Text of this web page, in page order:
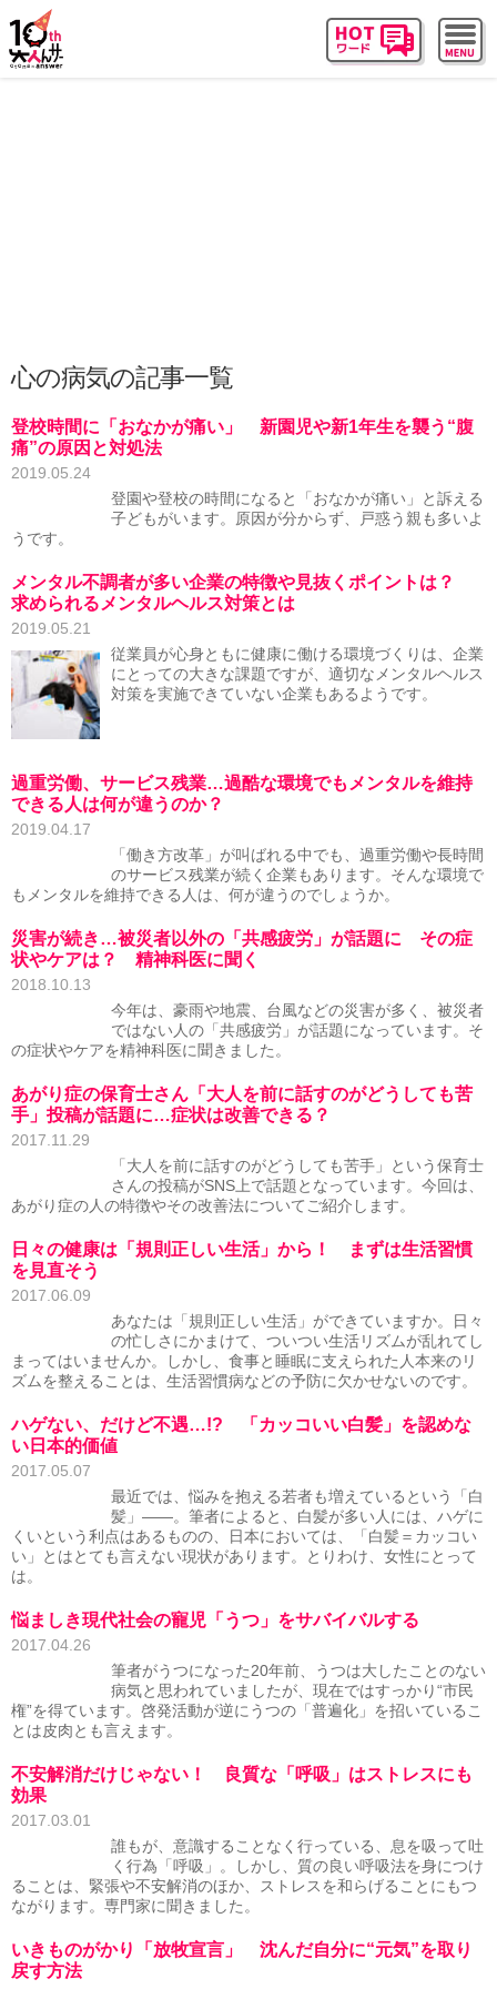
心の病気の記事一覧
登校時間に「おなかが痛い」 新園児や新1年生を襲う“腹
痛”の原因と対処法
2019.05.24
登園や登校の時間になると「おなかが痛い」と訴える
子どもがいます。原因が分からず、戸惑う親も多いよ
うです。
メンタル不調者が多い企業の特徴や見抜くポイントは？
求められるメンタルヘルス対策とは
2019.05.21
従業員が心身ともに健康に働ける環境づくりは、企業
にとっての大きな課題ですが、適切なメンタルヘルス
対策を実施できていない企業もあるようです。
過重労働、サービス残業…過酷な環境でもメンタルを維持
できる人は何が違うのか？
2019.04.17
「働き方改革」が叫ばれる中でも、過重労働や長時間
のサービス残業が続く企業もあります。そんな環境で
もメンタルを維持できる人は、何が違うのでしょうか。
災害が続き…被災者以外の「共感疲労」が話題に その症
状やケアは？ 精神科医に聞く
2018.10.13
今年は、豪雨や地震、台風などの災害が多く、被災者
ではない人の「共感疲労」が話題になっています。そ
の症状やケアを精神科医に聞きました。
あがり症の保育士さん「大人を前に話すのがどうしても苦
手」投稿が話題に…症状は改善できる？
2017.11.29
「大人を前に話すのがどうしても苦手」という保育士
さんの投稿がSNS上で話題となっています。今回は、
あがり症の人の特徴やその改善法についてご紹介します。
日々の健康は「規則正しい生活」から！ まずは生活習慣
を見直そう
2017.06.09
あなたは「規則正しい生活」ができていますか。日々
の忙しさにかまけて、ついつい生活リズムが乱れてし
まってはいませんか。しかし、食事と睡眠に支えられた人本来のリ
ズムを整えることは、生活習慣病などの予防に欠かせないのです。
ハゲない、だけど不遇…!? 「カッコいい白髪」を認めな
い日本的価値
2017.05.07
最近では、悩みを抱える若者も増えているという「白
髪」――。筆者によると、白髪が多い人には、ハゲに
くいという利点はあるものの、日本においては、「白髪＝カッコい
い」とはとても言えない現状があります。とりわけ、女性にとって
は。
悩ましき現代社会の寵児「うつ」をサバイバルする
2017.04.26
筆者がうつになった20年前、うつは大したことのない
病気と思われていましたが、現在ではすっかり“市民
権”を得ています。啓発活動が逆にうつの「普遍化」を招いているこ
とは皮肉とも言えます。
不安解消だけじゃない！ 良質な「呼吸」はストレスにも
効果
2017.03.01
誰もが、意識することなく行っている、息を吸って吐
く行為「呼吸」。しかし、質の良い呼吸法を身につけ
ることは、緊張や不安解消のほか、ストレスを和らげることにもつ
ながります。専門家に聞きました。
いきものがかり「放牧宣言」 沈んだ自分に“元気”を取り
戻す方法